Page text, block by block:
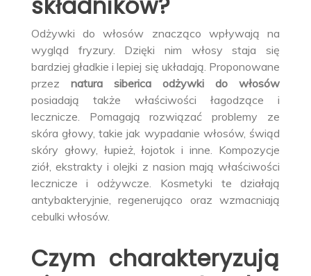
Odżywki do włosów znacząco wpływają na
wygląd fryzury. Dzięki nim włosy staja się
bardziej gładkie i lepiej się układają. Proponowane
przez natura siberica odżywki do włosów
posiadają także właściwości łagodzące i
lecznicze. Pomagają rozwiązać problemy ze
skóra głowy, takie jak wypadanie włosów, świąd
skóry głowy, łupież, łojotok i inne. Kompozycje
ziół, ekstrakty i olejki z nasion mają właściwości
lecznicze i odżywcze. Kosmetyki te działają
antybakteryjnie, regenerująco oraz wzmacniają
cebulki włosów.
Czym charakteryzują